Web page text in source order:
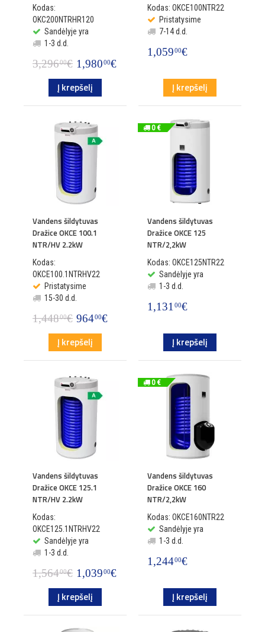
Kodas:
OKC200NTRHR120
Sandėlyje yra
1-3 d.d.
3,29600€ 1,98000€
Į krepšelį
Kodas: OKCE100NTR22
Pristatysime
7-14 d.d.
1,05900€
Į krepšelį
Vandens šildytuvas
Dražice OKCE 100.1
NTR/HV 2.2kW
Kodas:
OKCE100.1NTRHV22
Pristatysime
15-30 d.d.
1,44800€ 96400€
Į krepšelį
0 €
Vandens šildytuvas
Dražice OKCE 125
NTR/2,2kW
Kodas: OKCE125NTR22
Sandėlyje yra
1-3 d.d.
1,13100€
Į krepšelį
Vandens šildytuvas
Dražice OKCE 125.1
NTR/HV 2.2kW
Kodas:
OKCE125.1NTRHV22
Sandėlyje yra
1-3 d.d.
1,56400€ 1,03900€
Į krepšelį
0 €
Vandens šildytuvas
Dražice OKCE 160
NTR/2,2kW
Kodas: OKCE160NTR22
Sandėlyje yra
1-3 d.d.
1,24400€
Į krepšelį